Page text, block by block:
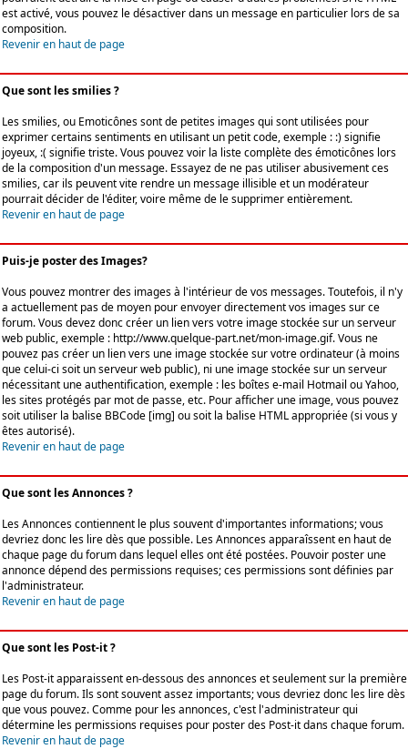
est activé, vous pouvez le désactiver dans un message en particulier lors de sa
composition.
Revenir en haut de page
Que sont les smilies ?
Les smilies, ou Emoticônes sont de petites images qui sont utilisées pour
exprimer certains sentiments en utilisant un petit code, exemple : :) signifie
joyeux, :( signifie triste. Vous pouvez voir la liste complète des émoticônes lors
de la composition d'un message. Essayez de ne pas utiliser abusivement ces
smilies, car ils peuvent vite rendre un message illisible et un modérateur
pourrait décider de l'éditer, voire même de le supprimer entièrement.
Revenir en haut de page
Puis-je poster des Images?
Vous pouvez montrer des images à l'intérieur de vos messages. Toutefois, il n'y
a actuellement pas de moyen pour envoyer directement vos images sur ce
forum. Vous devez donc créer un lien vers votre image stockée sur un serveur
web public, exemple : http://www.quelque-part.net/mon-image.gif. Vous ne
pouvez pas créer un lien vers une image stockée sur votre ordinateur (à moins
que celui-ci soit un serveur web public), ni une image stockée sur un serveur
nécessitant une authentification, exemple : les boîtes e-mail Hotmail ou Yahoo,
les sites protégés par mot de passe, etc. Pour afficher une image, vous pouvez
soit utiliser la balise BBCode [img] ou soit la balise HTML appropriée (si vous y
êtes autorisé).
Revenir en haut de page
Que sont les Annonces ?
Les Annonces contiennent le plus souvent d'importantes informations; vous
devriez donc les lire dès que possible. Les Annonces apparaîssent en haut de
chaque page du forum dans lequel elles ont été postées. Pouvoir poster une
annonce dépend des permissions requises; ces permissions sont définies par
l'administrateur.
Revenir en haut de page
Que sont les Post-it ?
Les Post-it apparaissent en-dessous des annonces et seulement sur la première
page du forum. Ils sont souvent assez importants; vous devriez donc les lire dès
que vous pouvez. Comme pour les annonces, c'est l'administrateur qui
détermine les permissions requises pour poster des Post-it dans chaque forum.
Revenir en haut de page